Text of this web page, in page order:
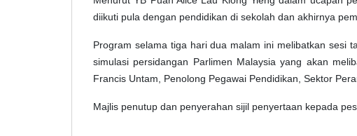
diikuti pula dengan pendidikan di sekolah dan akhirnya
Program selama tiga hari dua malam ini melibatkan sesi
simulasi persidangan Parlimen Malaysia yang akan
Francis Untam, Penolong Pegawai Pendidikan, Sektor
Majlis penutup dan penyerahan sijil penyertaan kepada